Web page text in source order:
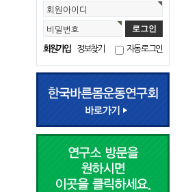
회원아이디
비밀번호
회원가입 정보찾기 자동로그인